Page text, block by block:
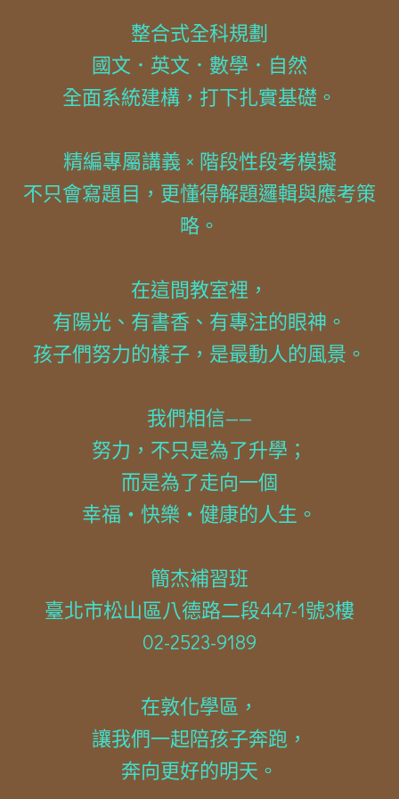
整合式全科規劃
國文．英文．數學．自然
全面系統建構，打下扎實基礎。
精編專屬講義 × 階段性段考模擬
不只會寫題目，更懂得解題邏輯與應考策
略。
在這間教室裡，
有陽光、有書香、有專注的眼神。
孩子們努力的樣子，是最動人的風景。
我們相信——
努力，不只是為了升學；
而是為了走向一個
幸福・快樂・健康的人生。
簡杰補習班
臺北市松山區八德路二段447-1號3樓
02-2523-9189
在敦化學區，
讓我們一起陪孩子奔跑，
奔向更好的明天。